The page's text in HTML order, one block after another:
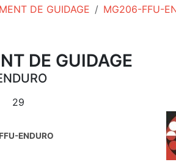
DE GUIDAGE MG206-FFU-
DE GUIDAGE
29
ENDURO